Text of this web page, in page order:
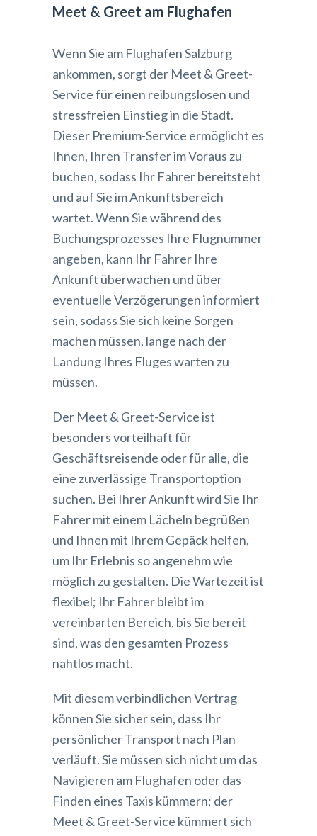
Meet & Greet am Flughafen
Wenn Sie am Flughafen Salzburg
ankommen, sorgt der Meet & Greet-
Service für einen reibungslosen und
stressfreien Einstieg in die Stadt.
Dieser Premium-Service ermöglicht es
Ihnen, Ihren Transfer im Voraus zu
buchen, sodass Ihr Fahrer bereitsteht
und auf Sie im Ankunftsbereich
wartet. Wenn Sie während des
Buchungsprozesses Ihre Flugnummer
angeben, kann Ihr Fahrer Ihre
Ankunft überwachen und über
eventuelle Verzögerungen informiert
sein, sodass Sie sich keine Sorgen
machen müssen, lange nach der
Landung Ihres Fluges warten zu
müssen.
Der Meet & Greet-Service ist
besonders vorteilhaft für
Geschäftsreisende oder für alle, die
eine zuverlässige Transportoption
suchen. Bei Ihrer Ankunft wird Sie Ihr
Fahrer mit einem Lächeln begrüßen
und Ihnen mit Ihrem Gepäck helfen,
um Ihr Erlebnis so angenehm wie
möglich zu gestalten. Die Wartezeit ist
flexibel; Ihr Fahrer bleibt im
vereinbarten Bereich, bis Sie bereit
sind, was den gesamten Prozess
nahtlos macht.
Mit diesem verbindlichen Vertrag
können Sie sicher sein, dass Ihr
persönlicher Transport nach Plan
verläuft. Sie müssen sich nicht um das
Navigieren am Flughafen oder das
Finden eines Taxis kümmern; der
Meet & Greet-Service kümmert sich